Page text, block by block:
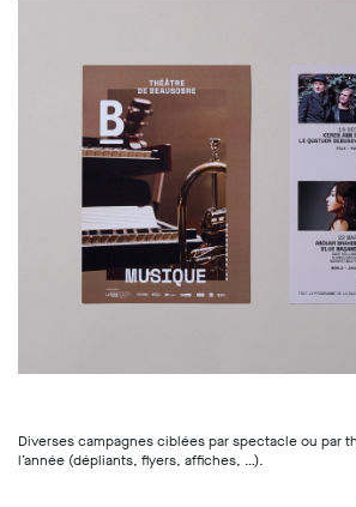
Diverses campagnes ciblées par spectacle ou par
l’année (dépliants, flyers, affiches, …).